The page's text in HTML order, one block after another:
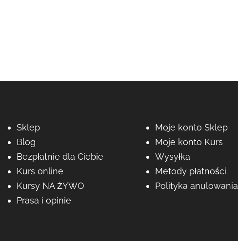
Sklep
Blog
Bezpłatnie dla Ciebie
Kurs online
Kursy NA ŻYWO
Prasa i opinie
Moje konto Sklep
Moje konto Kurs
Wysyłka
Metody płatności
Polityka anulowania